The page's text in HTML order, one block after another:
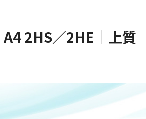
A4 2HS／2HE｜上質